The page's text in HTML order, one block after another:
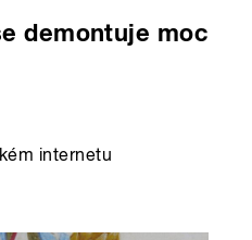
demontuje moc
internetu